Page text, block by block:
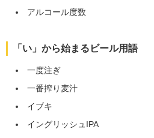
アルコール度数
「い」から始まるビール用語
一度注ぎ
一番搾り麦汁
イブキ
イングリッシュIPA